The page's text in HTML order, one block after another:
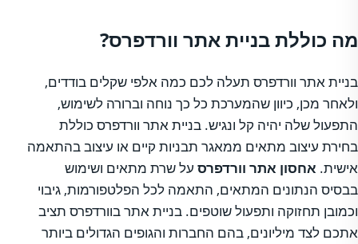
מה כוללת בניית אתר וורדפרס?
בניית אתר וורדפרס תעלה לכם כמה אלפי שקלים בודדים,
ולאחר מכן, כיוון שהמערכת כל כך נוחה וברורה לשימוש,
התפעול שלה יהיה קל ונגיש. בניית אתר וורדפרס כוללת
בחירת עיצוב מתאים ממאגר תבניות קיים או עיצוב בהתאמה
אישית. אחסון אתר וורדפרס על שרת מתאים ושימוש
בבסיס הנתונים המתאים, התאמה לכל הפלטפורמות, גיבוי
וכמובן תחזוקה ותפעול שוטפים. בניית אתר בוורדפרס תציב
אתכם לצד מיליונים, בהם החברות והגופים הגדולים ביותר